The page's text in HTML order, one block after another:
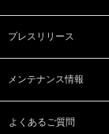
プレスリリース
メンテナンス情報
よくあるご質問